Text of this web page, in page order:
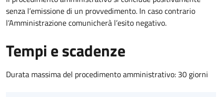
senza l’emissione di un provvedimento. In caso contrario
l’Amministrazione comunicherà l’esito negativo.
Tempi e scadenze
Durata massima del procedimento amministrativo: 30 giorni